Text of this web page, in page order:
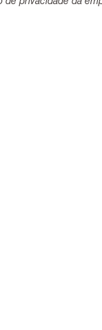
privacidade da